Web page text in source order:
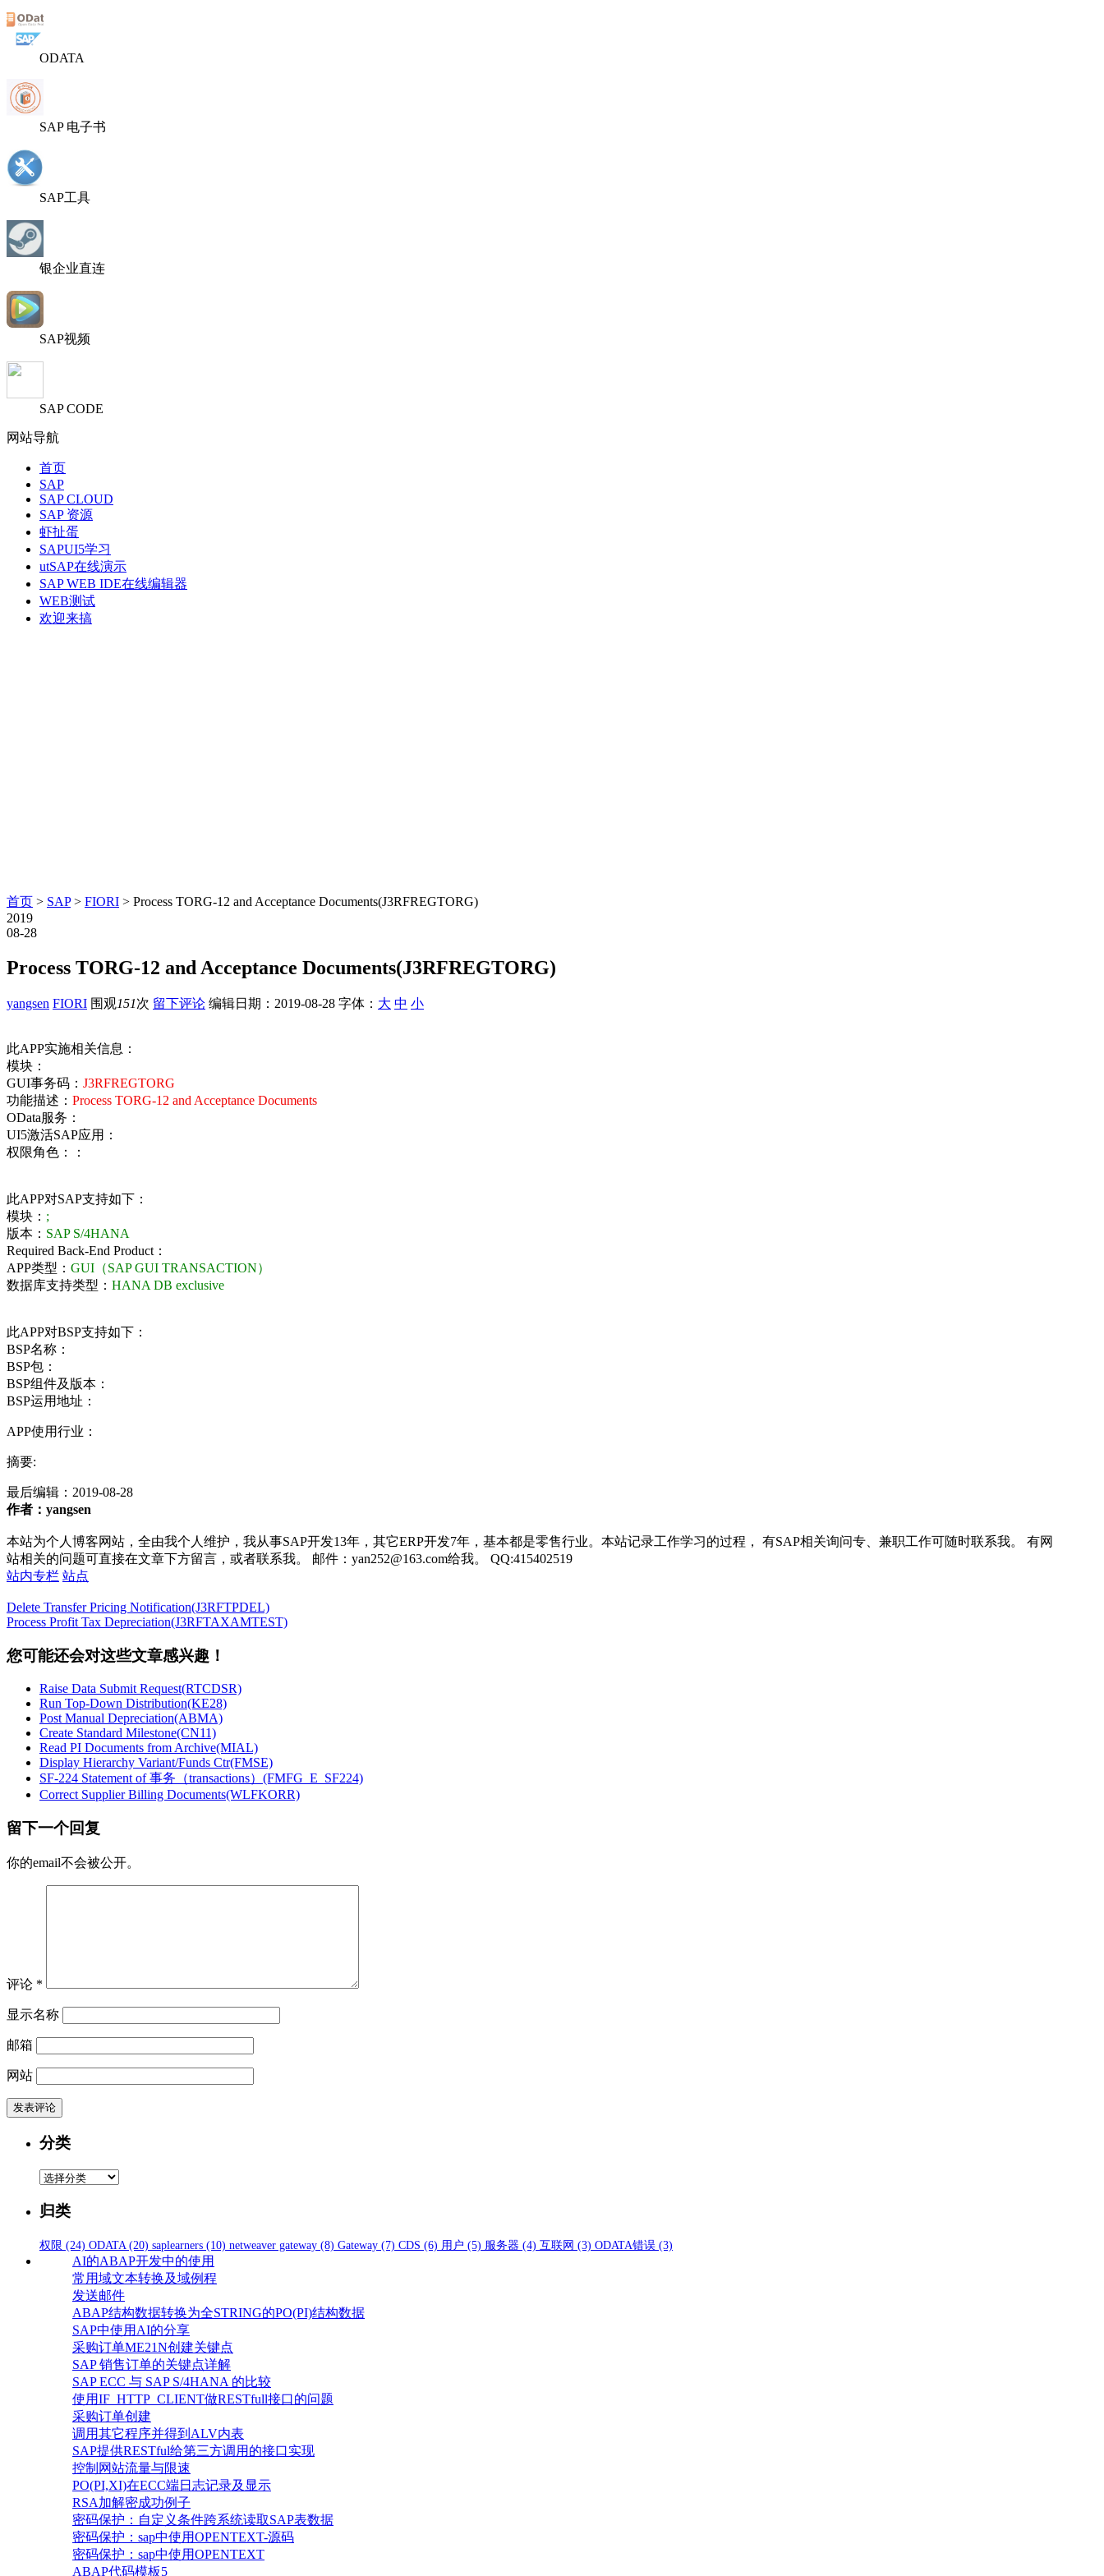
ODATA
SAP 电子书
SAP工具
银企业直连
SAP视频
SAP CODE
网站导航
首页
SAP
SAP CLOUD
SAP 资源
虾扯蛋
SAPUI5学习
utSAP在线演示
SAP WEB IDE在线编辑器
WEB测试
欢迎来搞
首页 > SAP> FIORI > Process TORG-12 and Acceptance Documents(J3RFREGTORG)
2019
08-28
Process TORG-12 and Acceptance Documents(J3RFREGTORG)
yangsen FIORI 围观151次 留下评论 编辑日期： 2019-08-28 字体： 大 中 小
此APP实施相关信息：
模块：
GUI事务码： J3RFREGTORG
功能描述： Process TORG-12 and Acceptance Documents
OData服务：
UI5激活SAP应用：
权限角色：：
此APP对SAP支持如下：
模块： ;
版本： SAP S/4HANA
Required Back-End Product：
APP类型： GUI（SAP GUI TRANSACTION）
数据库支持类型： HANA DB exclusive
此APP对BSP支持如下：
BSP名称：
BSP包：
BSP组件及版本：
BSP运用地址：
APP使用行业：
摘要:
最后编辑： 2019-08-28
作者：yangsen
本站为个人博客网站，全由我个人维护，我从事SAP开发13年，其它ERP开发7年，基本都是零售行业。本站记录工作学习的过程， 有SAP相关询问专、兼职工作可随时联系我。 有网
站相关的问题可直接在文章下方留言，或者联系我。 邮件：yan252@163.com给我。 QQ:415402519
站内专栏 站点
Delete Transfer Pricing Notification(J3RFTPDEL)
Process Profit Tax Depreciation(J3RFTAXAMTEST)
您可能还会对这些文章感兴趣！
Raise Data Submit Request(RTCDSR)
Run Top-Down Distribution(KE28)
Post Manual Depreciation(ABMA)
Create Standard Milestone(CN11)
Read PI Documents from Archive(MIAL)
Display Hierarchy Variant/Funds Ctr(FMSE)
SF-224 Statement of 事务（transactions）(FMFG_E_SF224)
Correct Supplier Billing Documents(WLFKORR)
留下一个回复
你的email不会被公开。
评论 *
显示名称
邮箱
网站
分类
分
归类
权限 (24) ODATA (20) saplearners (10) netweaver gateway (8) Gateway (7) CDS (6) 用户 (5) 服务器 (4) 互联网 (3) ODATA错误 (3)
AI的ABAP开发中的使用
常用域文本转换及域例程
发送邮件
ABAP结构数据转换为全STRING的PO(PI)结构数据
SAP中使用AI的分享
采购订单ME21N创建关键点
SAP 销售订单的关键点详解
SAP ECC 与 SAP S/4HANA 的比较
使用IF_HTTP_CLIENT做RESTfull接口的问题
采购订单创建
调用其它程序并得到ALV内表
SAP提供RESTful给第三方调用的接口实现
控制网站流量与限速
PO(PI,XI)在ECC端日志记录及显示
RSA加解密成功例子
密码保护：自定义条件跨系统读取SAP表数据
密码保护：sap中使用OPENTEXT-源码
密码保护：sap中使用OPENTEXT
ABAP代码模板5